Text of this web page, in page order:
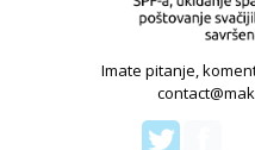
Imate pitanje,